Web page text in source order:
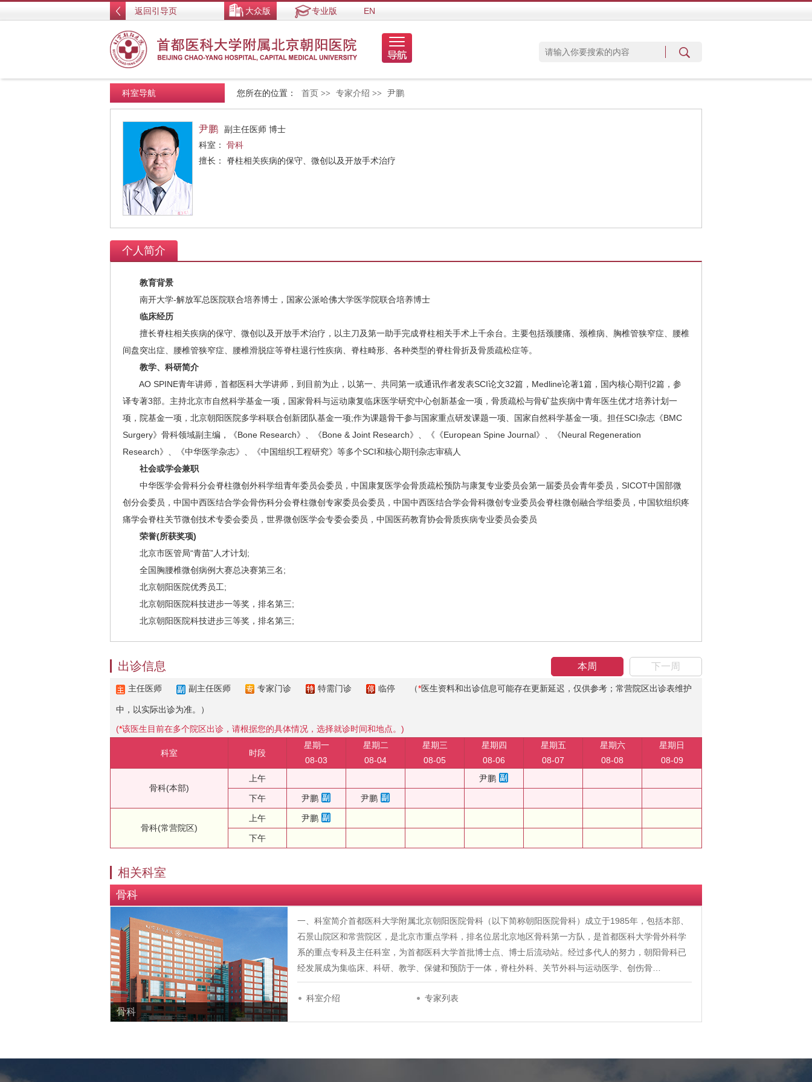
返回引导页 大众版 专业版 EN
您所在的位置： 首页 >> 专家介绍 >> 尹鹏
科室导航
尹鹏
副主任医师 博士
科室： 骨科
擅长： 脊柱相关疾病的保守、微创以及开放手术治疗
个人简介
教育背景
南开大学-解放军总医院联合培养博士，国家公派哈佛大学医学院联合培养博士
临床经历
擅长脊柱相关疾病的保守、微创以及开放手术治疗，以主刀及第一助手完成脊柱相关手术上千余台。主要包括颈腰痛、颈椎病、胸椎管狭窄症、腰椎
间盘突出症、腰椎管狭窄症、腰椎滑脱症等脊柱退行性疾病、脊柱畸形、各种类型的脊柱骨折及骨质疏松症等。
教学、科研简介
AO SPINE青年讲师，首都医科大学讲师，到目前为止，以第一、共同第一或通讯作者发表SCI论文32篇，Medline论著1篇，国内核心期刊2篇，参
译专著3部。主持北京市自然科学基金一项，国家骨科与运动康复临床医学研究中心创新基金一项，骨质疏松与骨矿盐疾病中青年医生优才培养计划一
项，院基金一项，北京朝阳医院多学科联合创新团队基金一项;作为课题骨干参与国家重点研发课题一项、国家自然科学基金一项。担任SCI杂志《BMC
Surgery》骨科领域副主编，《Bone Research》、《Bone & Joint Research》、《《European Spine Journal》、《Neural Regeneration
Research》、《中华医学杂志》、《中国组织工程研究》等多个SCI和核心期刊杂志审稿人
社会或学会兼职
中华医学会骨科分会脊柱微创外科学组青年委员会委员，中国康复医学会骨质疏松预防与康复专业委员会第一届委员会青年委员，SICOT中国部微
创分会委员，中国中西医结合学会骨伤科分会脊柱微创专家委员会委员，中国中西医结合学会骨科微创专业委员会脊柱微创融合学组委员，中国软组织疼
痛学会脊柱关节微创技术专委会委员，世界微创医学会专委会委员，中国医药教育协会骨质疾病专业委员会委员
荣誉(所获奖项)
北京市医管局“青苗”人才计划;
全国胸腰椎微创病例大赛总决赛第三名;
北京朝阳医院优秀员工;
北京朝阳医院科技进步一等奖，排名第三;
北京朝阳医院科技进步三等奖，排名第三;
本周 下一周
出诊信息
主任医师 副主任医师 专家门诊 特需门诊 临停 （*医生资料和出诊信息可能存在更新延迟，仅供参考；常营院区出诊表维护
中，以实际出诊为准。）
(*该医生目前在多个院区出诊，请根据您的具体情况，选择就诊时间和地点。)
科室 时段
星期一
08-03
星期二
08-04
星期三
08-05
星期四
08-06
星期五
08-07
星期六
08-08
星期日
08-09
骨科(本部)
上午 尹鹏
下午 尹鹏 尹鹏
骨科(常营院区)
上午 尹鹏
下午
相关科室
骨科
骨科
一、科室简介首都医科大学附属北京朝阳医院骨科（以下简称朝阳医院骨科）成立于1985年，包括本部、
石景山院区和常营院区，是北京市重点学科，排名位居北京地区骨科第一方队，是首都医科大学骨外科学
系的重点专科及主任科室，为首都医科大学首批博士点、博士后流动站。经过多代人的努力，朝阳骨科已
经发展成为集临床、科研、教学、保健和预防于一体，脊柱外科、关节外科与运动医学、创伤骨…
科室介绍 专家列表